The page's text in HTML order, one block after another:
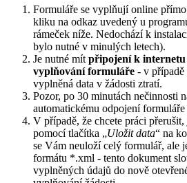
Formuláře se vyplňují online
kliku na odkaz uvedený u
rámeček níže. Nedochází k
bylo nutné v minulých letech).
Je nutné mít připojení k internetu
vyplňování formuláře - v případě
vyplněná data v žádosti ztratí.
Pozor, po 30 minutách nečinnosti
automatickému odpojení formuláře
V případě, že chcete práci
pomocí tlačítka „Uložit data“ na
se Vám neuloží celý formulář, ale
formátu *.xml - tento dokument
vyplněných údajů do nově